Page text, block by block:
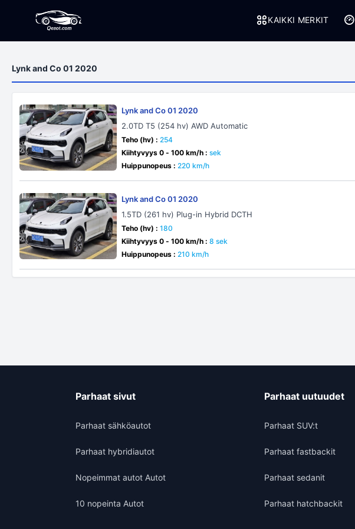
KAIKKI MERKIT
Lynk and Co 01 2020
Lynk and Co 01 2020
2.0TD T5 (254 hv) AWD Automatic
Teho (hv) : 254
Kiihtyvyys 0 - 100 km/h : sek
Huippunopeus : 220 km/h
Lynk and Co 01 2020
1.5TD (261 hv) Plug-in Hybrid DCTH
Teho (hv) : 180
Kiihtyvyys 0 - 100 km/h : 8 sek
Huippunopeus : 210 km/h
Parhaat sivut
Parhaat sähköautot
Parhaat hybridiautot
Nopeimmat autot Autot
10 nopeinta Autot
Parhaat uutuudet
Parhaat SUV:t
Parhaat fastbackit
Parhaat sedanit
Parhaat hatchbackit